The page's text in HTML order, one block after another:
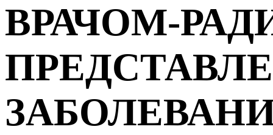
ВРАЧОМ-